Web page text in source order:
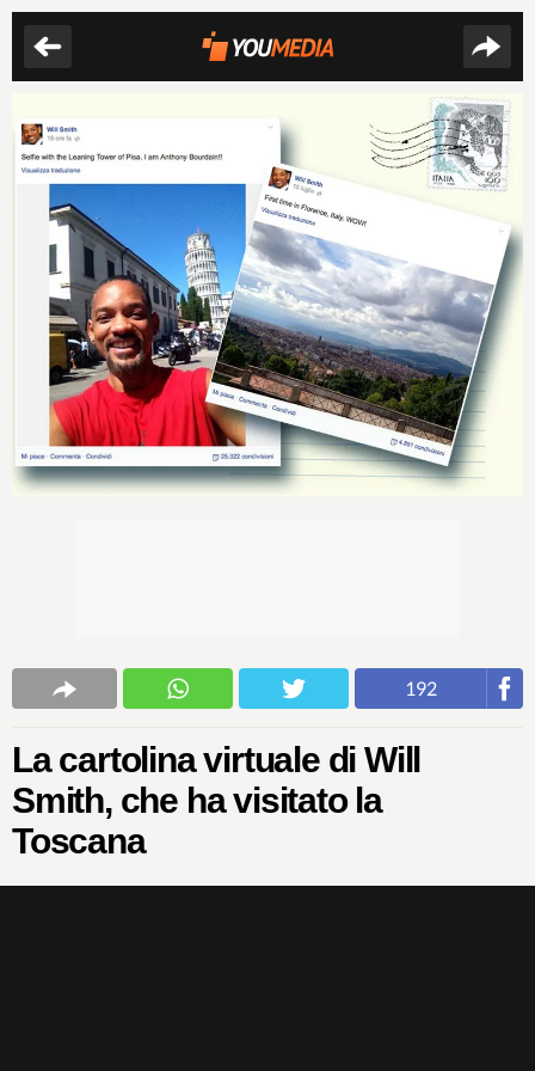
192
La cartolina virtuale di Will
Smith, che ha visitato la
Toscana